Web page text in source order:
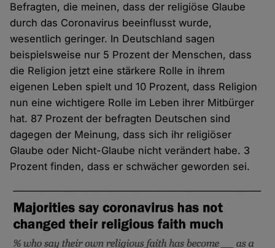
Befragten, die meinen, dass der religiöse Glaube
durch das Coronavirus beeinflusst wurde,
wesentlich geringer. In Deutschland sagen
beispielsweise nur 5 Prozent der Menschen, dass
die Religion jetzt eine stärkere Rolle in ihrem
eigenen Leben spielt und 10 Prozent, dass Religion
nun eine wichtigere Rolle im Leben ihrer Mitbürger
hat. 87 Prozent der befragten Deutschen sind
dagegen der Meinung, dass sich ihr religiöser
Glaube oder Nicht-Glaube nicht verändert habe. 3
Prozent finden, dass er schwächer geworden sei.